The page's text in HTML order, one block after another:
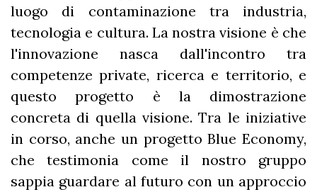
luogo di contaminazione tra industria,
tecnologia e cultura. La nostra visione è che
l'innovazione nasca dall'incontro tra
competenze private, ricerca e territorio, e
questo progetto è la dimostrazione
concreta di quella visione. Tra le iniziative
in corso, anche un progetto Blue Economy,
che testimonia come il nostro gruppo
sappia guardare al futuro con un approccio